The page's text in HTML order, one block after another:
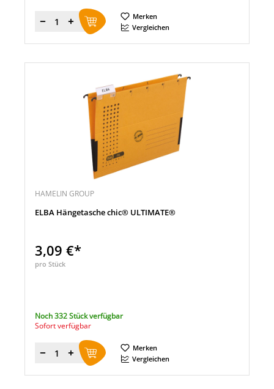
Menge
Merken
Vergleichen
HAMELIN GROUP
ELBA Hängetasche chic® ULTIMATE®
3,09 €*
pro Stück
Noch 332 Stück verfügbar
Sofort verfügbar
Menge
Merken
Vergleichen